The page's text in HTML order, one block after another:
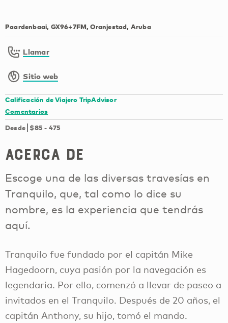
Paardenbaai, GX96+7FM, Oranjestad, Aruba
Llamar
Sitio web
Calificación de Viajero TripAdvisor
Comentarios
Desde $85 - 475
Acerca de
Escoge una de las diversas travesías en
Tranquilo, que, tal como lo dice su
nombre, es la experiencia que tendrás
aquí.
Tranquilo fue fundado por el capitán Mike
Hagedoorn, cuya pasión por la navegación es
legendaria. Por ello, comenzó a llevar de paseo a
invitados en el Tranquilo. Después de 20 años, el
capitán Anthony, su hijo, tomó el mando.